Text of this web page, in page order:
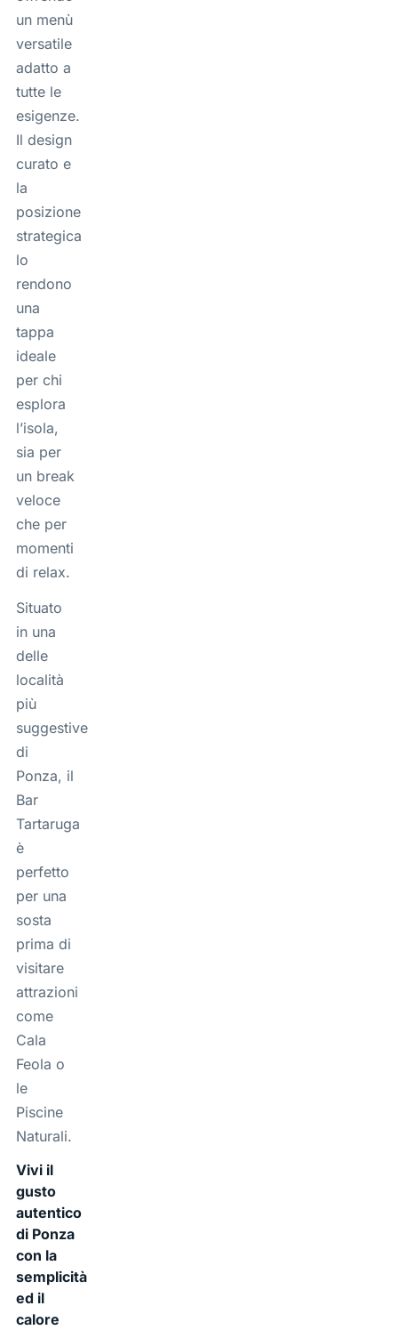
un menù
versatile
adatto a
tutte le
esigenze.
Il design
curato e
la
posizione
strategica
lo
rendono
una
tappa
ideale
per chi
esplora
l’isola,
sia per
un break
veloce
che per
momenti
di relax.
Situato
in una
delle
località
più
suggestive
di
Ponza, il
Bar
Tartaruga
è
perfetto
per una
sosta
prima di
visitare
attrazioni
come
Cala
Feola o
le
Piscine
Naturali.
Vivi il
gusto
autentico
di Ponza
con la
semplicità
ed il
calore